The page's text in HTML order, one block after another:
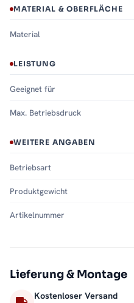
MATERIAL & OBERFLÄCHE
Material
LEISTUNG
Geeignet für
Max. Betriebsdruck
WEITERE ANGABEN
Betriebsart
Produktgewicht
Artikelnummer
Lieferung & Montage
Kostenloser Versand